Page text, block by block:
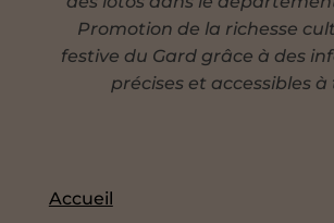
Promotion de la richesse
festive du Gard grâce à des
précises et accessibles à
Accueil